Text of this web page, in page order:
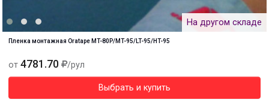
На другом складе
Пленка монтажная Oratape MT-80P/MT-95/LT-95/HT-95
от 4781.70 /рул
Выбрать и купить